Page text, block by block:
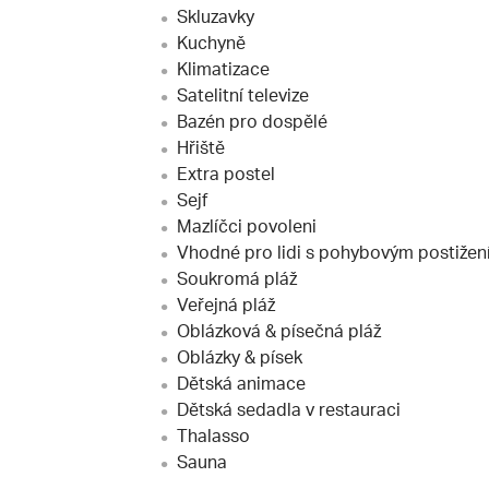
Skluzavky
Kuchyně
Klimatizace
Satelitní televize
Bazén pro dospělé
Hřiště
Extra postel
Sejf
Mazlíčci povoleni
Vhodné pro lidi s pohybovým
Soukromá pláž
Veřejná pláž
Oblázková & písečná pláž
Oblázky & písek
Dětská animace
Dětská sedadla v restauraci
Thalasso
Sauna